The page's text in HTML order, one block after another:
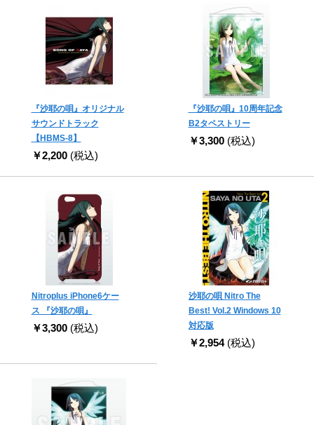
『沙耶の唄』オリジナル
サウンドトラック
【HBMS-8】
￥2,200 (税込)
『沙耶の唄』10周年記念
B2タペストリー
￥3,300 (税込)
Nitroplus iPhone6ケー
ス 『沙耶の唄』
￥3,300 (税込)
沙耶の唄 Nitro The
Best! Vol.2 Windows 10
対応版
￥2,954 (税込)